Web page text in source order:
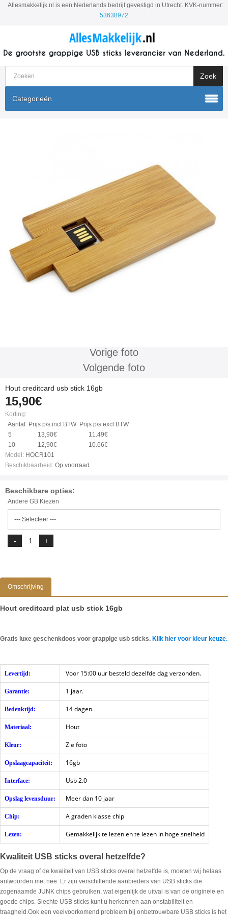
Allesmakkelijk.nl is een Nederlands bedrijf gevestigd in Utrecht. KVK-nummer:
53638972
Categorieën
Vorige foto
Volgende foto
Hout creditcard usb stick 16gb
15,90€
Korting:
Aantal
Prijs p/s incl BTW Prijs p/s excl BTW
5
13,90€
11.49€
10
12,90€
10.66€
Model: HOCR101
Beschikbaarheid: Op voorraad
Beschikbare opties:
Andere GB Kiezen
Omschrijving
Hout creditcard plat usb stick 16gb
Gratis luxe geschenkdoos voor grappige usb sticks. Klik hier voor kleur keuze.
Levertijd: Voor 15:00 uur besteld dezelfde dag verzonden.
Garantie: 1 jaar.
Bedenktijd: 14 dagen.
Materiaal: Hout
Kleur: Zie foto
Opslaagcapaciteit: 16gb
Interface: Usb 2.0
Opslag levensduur: Meer dan 10 jaar
Chip: A graden klasse chip
Lezen: Gemakkelijk te lezen en te lezen in hoge snelheid
Kwaliteit USB sticks overal hetzelfde?
Op de vraag of de kwaliteit van USB sticks overal hetzelfde is, moeten wij helaas
antwoorden met nee. Er zijn verschillende aanbieders van USB sticks die
zogenaamde JUNK chips gebruiken, wat eigenlijk de uitval is van de originele en
goede chips. Slechte USB sticks kunt u herkennen aan onstabiliteit en
traagheid.Ook een veelvoorkomend probleem bij onbetrouwbare USB sticks is het